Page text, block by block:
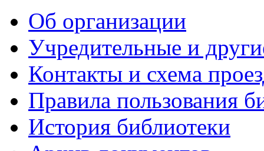
Об организации
Учредительные и
Контакты и схема
Правила пользования
История библиотеки